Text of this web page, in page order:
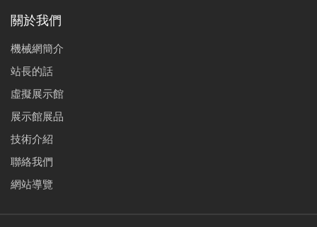
關於我們
機械網簡介
站長的話
虛擬展示館
展示館展品
技術介紹
聯絡我們
網站導覽